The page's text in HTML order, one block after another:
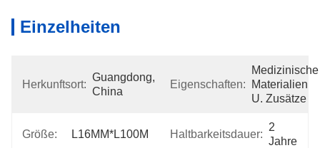
Einzelheiten
Herkunftsort:
Guangdong,
China
Eigenschaften:
Medizinische
Materialien
U. Zusätze
Größe: L16MM*L100M Haltbarkeitsdauer:
2
Jahre